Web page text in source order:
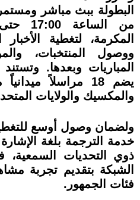
المكرمة، لتغطية الأخبار
ووصول المنتخبات،
المباريات وبعدها.
يضم 18 مراسلاً
والمكسيك والولايات
خدمة الترجمة بلغة
ذوي التحديات
الشبكة بتقديم تجربة
فئات الجمهور.